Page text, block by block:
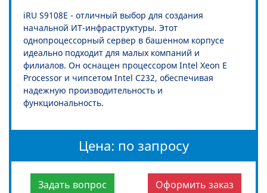
iRU S9108E - отличный выбор для создания
начальной ИТ-инфраструктуры. Этот
однопроцессорный сервер в башенном корпусе
идеально подходит для малых компаний и
филиалов. Он оснащен процессором Intel Xeon E
Processor и чипсетом Intel C232, обеспечивая
надежную производительность и
функциональность.
Цена: по запросу
Задать вопрос Оформить заказ